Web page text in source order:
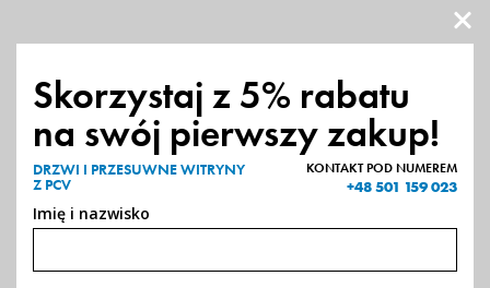
PRODUKTY
NASZE REALIZACJE
ZOSTAŃ PARTNEREM
STRONA GŁÓWNA - DRZWI I PRZESUWNE WITRYNY Z PCV
Drzwi i przesuwne witryny
zPCV
Drzwi wejściowe i przesuwne witrynyz PCV oferowane
Skorzystaj z 5% rabatu
na swój pierwszy zakup!
DRZWI I PRZESUWNE WITRYNY
Z PCV
KONTAKT POD NUMEREM
+48 501 159 023
Imię i nazwisko